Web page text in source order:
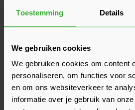
Toestemming Details
We gebruiken cookies
We gebruiken cookies om content
personaliseren, om functies voor
en om ons websiteverkeer te
informatie over je gebruik van
Wat is de actuele levertijd?
Media